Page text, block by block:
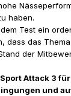
haben.
Test ein
dass das
der
Attack 3
und